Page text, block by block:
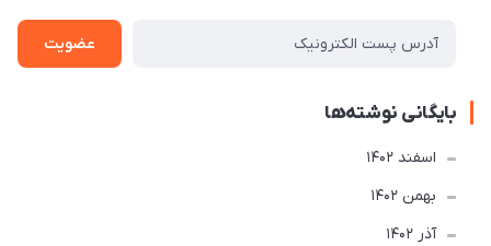
عضویت
بایگانی نوشته‌ها
اسفند 1402
بهمن 1402
آذر 1402